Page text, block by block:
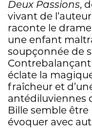
Deux Passions,
vivant de l’auteur
raconte le
une enfant
soupçonnée de
éclate la
fraîcheur et
antédiluviennes
Bille semble être
évoquer avec